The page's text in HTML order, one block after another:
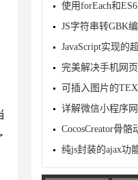
JS字符串转GBK
JavaScript实现的
可插入图片的
详解微信小程序
CocosCreator骨骼
纯js封装的ajax功